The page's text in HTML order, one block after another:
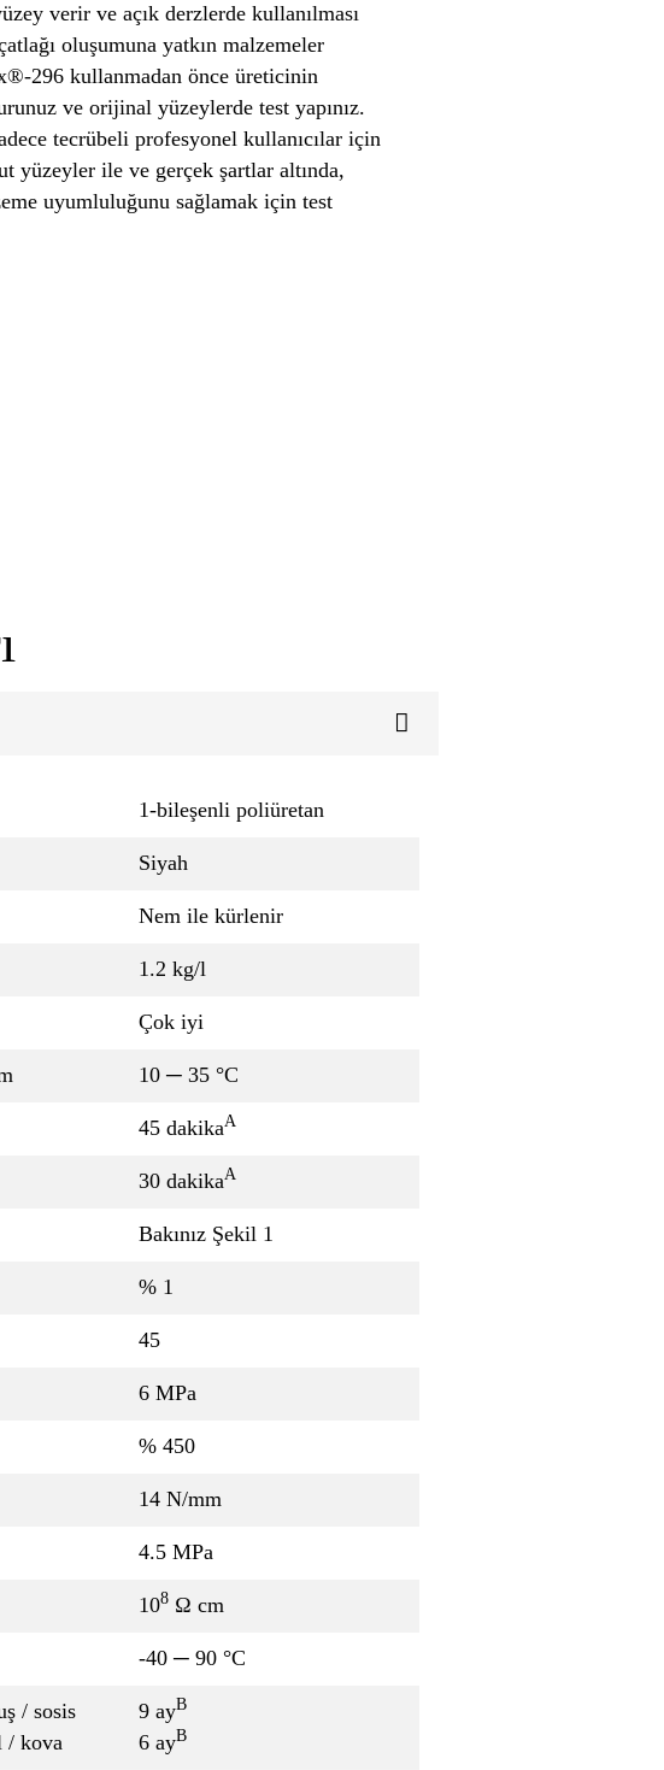
verir ve açık derzlerde kullanılması
oluşumuna yatkın malzemeler
296 kullanmadan önce üreticinin
ve orijinal yüzeylerde test yapınız.
tecrübeli profesyonel kullanıcılar için
yüzeyler ile ve gerçek şartlar altında,
uyumluluğunu sağlamak için test
1-bileşenli poliüretan
Siyah
Nem ile kürlenir
1.2 kg/l
Çok iyi
10 ─ 35 °C
45 dakikaA
30 dakikaA
Bakınız Şekil 1
% 1
45
6 MPa
% 450
14 N/mm
4.5 MPa
108 Ω cm
-40 ─ 90 °C
/ sosis
/ kova
9 ayB
6 ayB